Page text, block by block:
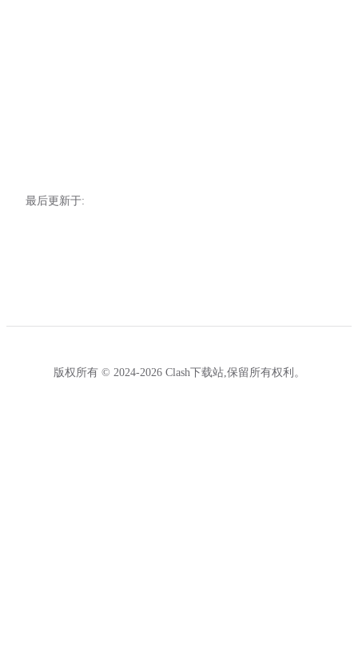
最后更新于:
版权所有 © 2024-2026 Clash下载站,保留所有权利。